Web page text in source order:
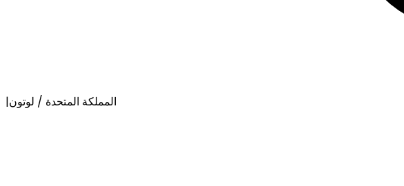
المملكة المتحدة / لوتون|